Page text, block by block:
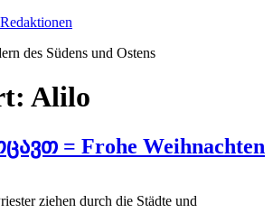
des Südens und Ostens
Alilo
= Frohe Weihnachten
ziehen durch die Städte und